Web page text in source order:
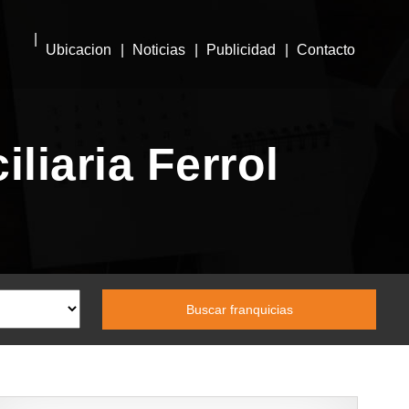
Ubicacion Noticias Publicidad Contacto
Ferrol